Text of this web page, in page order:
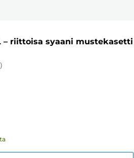
– riittoisa syaani mustekasetti